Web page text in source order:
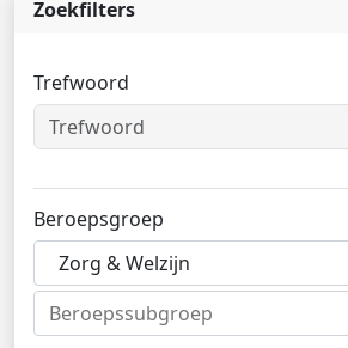
Zoekfilters
Trefwoord
Beroepsgroep
Zorg & Welzijn